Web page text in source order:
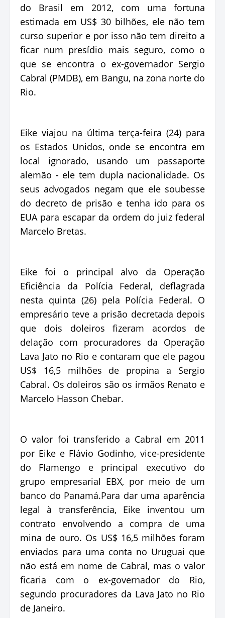
do Brasil em 2012, com uma fortuna
estimada em US$ 30 bilhões, ele não tem
curso superior e por isso não tem direito a
ficar num presídio mais seguro, como o
que se encontra o ex-governador Sergio
Cabral (PMDB), em Bangu, na zona norte do
Rio.
Eike viajou na última terça-feira (24) para
os Estados Unidos, onde se encontra em
local ignorado, usando um passaporte
alemão - ele tem dupla nacionalidade. Os
seus advogados negam que ele soubesse
do decreto de prisão e tenha ido para os
EUA para escapar da ordem do juiz federal
Marcelo Bretas.
Eike foi o principal alvo da Operação
Eficiência da Polícia Federal, deflagrada
nesta quinta (26) pela Polícia Federal. O
empresário teve a prisão decretada depois
que dois doleiros fizeram acordos de
delação com procuradores da Operação
Lava Jato no Rio e contaram que ele pagou
US$ 16,5 milhões de propina a Sergio
Cabral. Os doleiros são os irmãos Renato e
Marcelo Hasson Chebar.
O valor foi transferido a Cabral em 2011
por Eike e Flávio Godinho, vice-presidente
do Flamengo e principal executivo do
grupo empresarial EBX, por meio de um
banco do Panamá.Para dar uma aparência
legal à transferência, Eike inventou um
contrato envolvendo a compra de uma
mina de ouro. Os US$ 16,5 milhões foram
enviados para uma conta no Uruguai que
não está em nome de Cabral, mas o valor
ficaria com o ex-governador do Rio,
segundo procuradores da Lava Jato no Rio
de Janeiro.